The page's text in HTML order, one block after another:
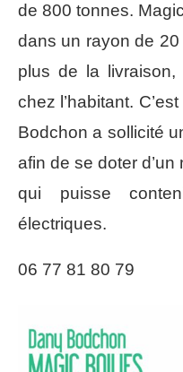
de 800 tonnes.
dans un rayon de
plus de la
chez l’habitant.
Bodchon a sollicité
afin de se doter
qui puisse
électriques.
06 77 81 80 79